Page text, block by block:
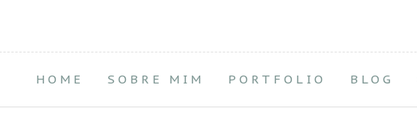
HOME SOBRE MIM PORTFOLIO BLOG